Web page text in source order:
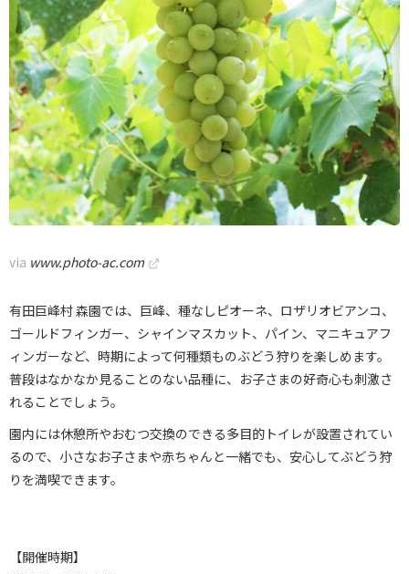
via www.photo-ac.com
有田巨峰村 森園では、巨峰、種なしピオーネ、ロザリオビアンコ、
ゴールドフィンガー、シャインマスカット、パイン、マニキュアフ
ィンガーなど、時期によって何種類ものぶどう狩りを楽しめます。
普段はなかなか見ることのない品種に、お子さまの好奇心も刺激さ
れることでしょう。
園内には休憩所やおむつ交換のできる多目的トイレが設置されてい
るので、小さなお子さまや赤ちゃんと一緒でも、安心してぶどう狩
りを満喫できます。
【開催時期】